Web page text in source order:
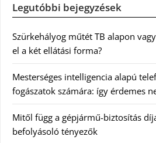
Legutóbbi bejegyzések
Szürkehályog műtét TB alapon
el a két ellátási forma?
Mesterséges intelligencia alapú
fogászatok számára: így érdemes
Mitől függ a gépjármű-biztosítás
befolyásoló tényezők